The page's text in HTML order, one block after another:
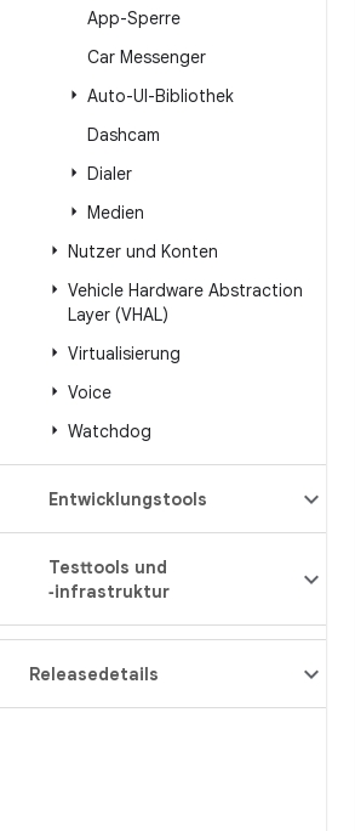
App-Sperre
Car Messenger
Auto-UI-Bibliothek
Dashcam
Dialer
Medien
Nutzer und Konten
Vehicle Hardware Abstraction
Layer (VHAL)
Virtualisierung
Voice
Watchdog
Entwicklungstools
Testtools und
‑infrastruktur
Releasedetails